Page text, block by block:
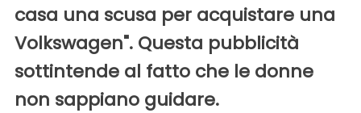
casa una scusa per acquistare una
Volkswagen". Questa pubblicità
sottintende al fatto che le donne
non sappiano guidare.